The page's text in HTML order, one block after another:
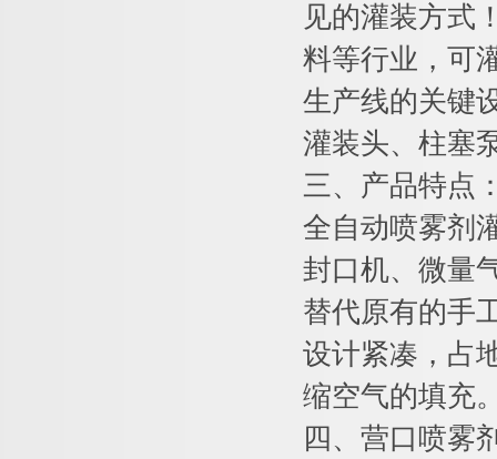
见的灌装方式
料等行业，可
生产线的关键
灌装头、柱塞
三、产品特点
全自动喷雾剂
封口机、微量
替代原有的手
设计紧凑，占
缩空气的填充
四、营口喷雾